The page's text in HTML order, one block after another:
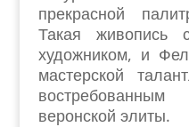
прекрасной
Такая живопись
художником, и
мастерской
веронской элиты.